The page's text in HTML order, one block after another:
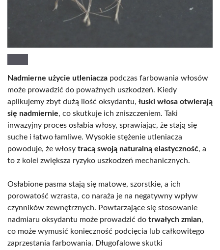
Nadmierne użycie utleniacza podczas farbowania włosów
może prowadzić do poważnych uszkodzeń. Kiedy
aplikujemy zbyt dużą ilość oksydantu, łuski włosa otwierają
się nadmiernie, co skutkuje ich zniszczeniem. Taki
inwazyjny proces osłabia włosy, sprawiając, że stają się
suche i łatwo łamliwe. Wysokie stężenie utleniacza
powoduje, że włosy tracą swoją naturalną elastyczność, a
to z kolei zwiększa ryzyko uszkodzeń mechanicznych.
Osłabione pasma stają się matowe, szorstkie, a ich
porowatość wzrasta, co naraża je na negatywny wpływ
czynników zewnętrznych. Powtarzające się stosowanie
nadmiaru oksydantu może prowadzić do trwałych zmian,
co może wymusić konieczność podcięcia lub całkowitego
zaprzestania farbowania. Długofalowe skutki